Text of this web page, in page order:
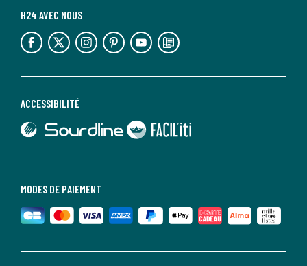
MODES DE PAIEMENT
ACCESSIBILITÉ
lien vers Sourdline
lien vers Faciliti
H24 AVEC NOUS
lien vers l'espace réseaux sociaux lien vers l'espace réseaux sociaux lien vers l'espace réseaux sociaux lien vers l'espace réseaux sociaux lien vers l'espace réseaux sociaux lien vers le blog la redoute